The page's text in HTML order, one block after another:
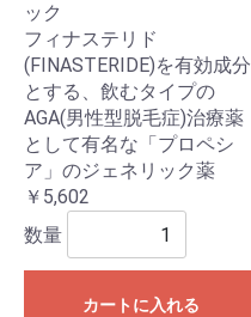
ック
フィナステリド
(FINASTERIDE)を有効成分
とする、飲むタイプの
AGA(男性型脱毛症)治療薬
として有名な「プロペシ
ア」のジェネリック薬
￥5,602
数量
カートに入れる